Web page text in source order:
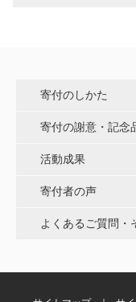
寄付のしかた
寄付の謝意・記念
活動成果
寄付者の声
よくあるご質問・